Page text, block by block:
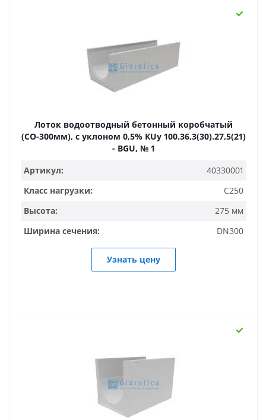
Лоток водоотводный бетонный коробчатый
(СО-300мм), с уклоном 0,5% КUу 100.36,3(30).27,5(21)
- BGU, № 1
Артикул:
40330001
Класс нагрузки:
C250
Высота:
275 мм
Ширина сечения:
DN300
Узнать цену